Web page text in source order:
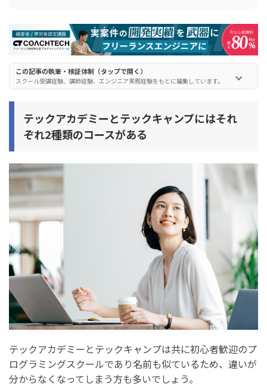
テックアカデミーとテックキャンプの違いを徹底比較
（転職系コース）
1. 実績の違い
3. 料金の違い
5. 受講条件・年齢制限の違い
7. 転職支援の違い
テックアカデミーとテックキャンプの評判・口コミを比
較
テックアカデミーの評判・口コミ
テックキャンプの評判・口コミ
テックアカデミーとテックキャンプがおすすめの人の特
徴
テックアカデミーがおすすめの人の特徴
この記事の執筆・検証体制（タップで開く）
スクール受講経験、講師経験、エンジニア実務経験をもとに編集しています。
テックアカデミーとテックキャンプにはそれ
ぞれ2種類のコースがある
テックアカデミーとテックキャンプは共に初心者歓迎のプ
ログラミングスクールであり名前も似ているため、違いが
分からなくなってしまう方も多いでしょう。